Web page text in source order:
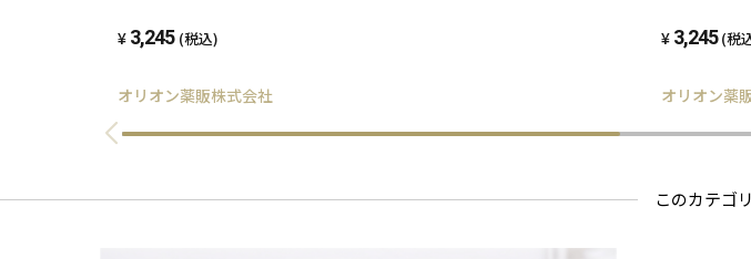
3,245 (税込)
オリオン薬販株式会社
3,245 (税
オリオン薬
このカテゴ